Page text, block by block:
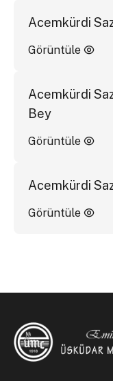
Acemkürdi
Görüntüle
Acemkürdi
Bey
Görüntüle
Acemkürdi
Görüntüle